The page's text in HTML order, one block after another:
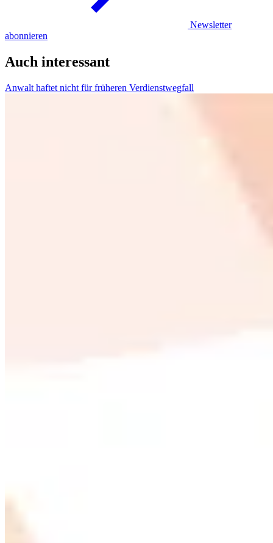
Newsletter
abonnieren
Auch interessant
Anwalt haftet nicht für früheren Verdienstwegfall